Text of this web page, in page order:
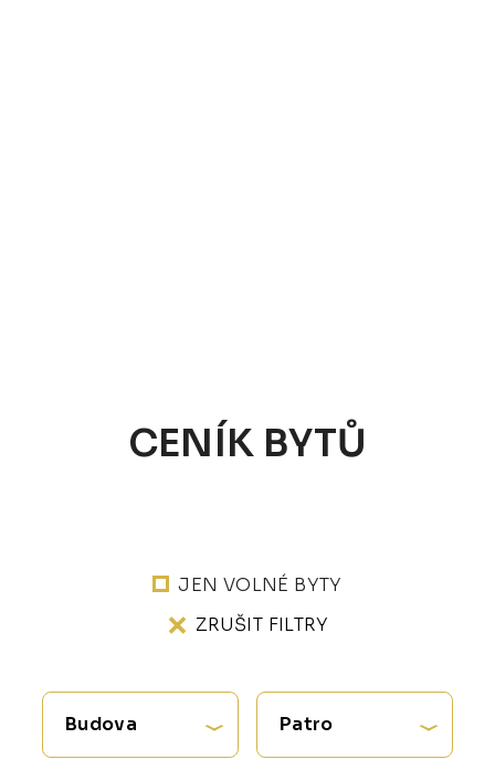
CENÍK BYTŮ
JEN VOLNÉ BYTY
ZRUŠIT FILTRY
Budova Patro